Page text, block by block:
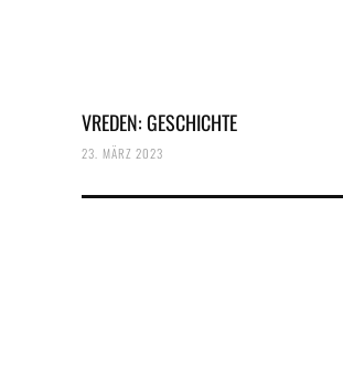
VREDEN: GESCHICHTE
23. MÄRZ 2023